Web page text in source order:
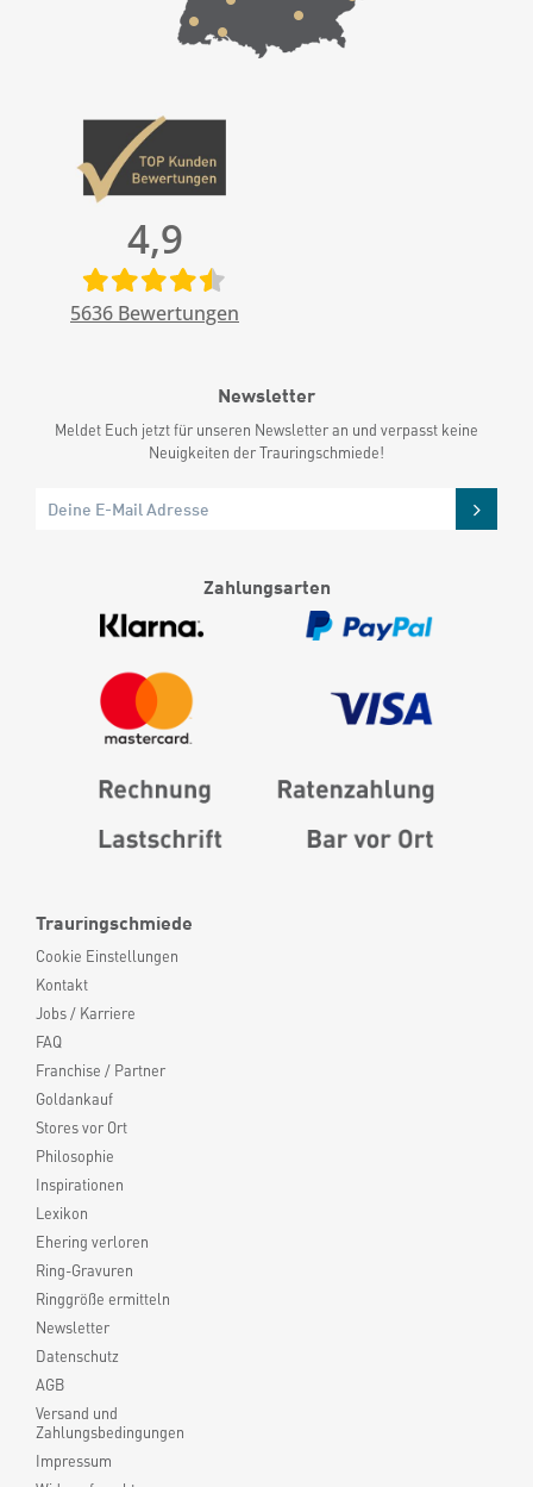
Trauringschmiede
Cookie Einstellungen
Kontakt
Jobs / Karriere
FAQ
Franchise / Partner
Goldankauf
Stores vor Ort
Philosophie
Inspirationen
Lexikon
Ehering verloren
Ring-Gravuren
Ringgröße ermitteln
Newsletter
Datenschutz
AGB
Versand und
Zahlungsbedingungen
Impressum
4,9
5636 Bewertungen
Newsletter
Meldet Euch jetzt für unseren Newsletter an und verpasst keine
Neuigkeiten der Trauringschmiede!
Zahlungsarten